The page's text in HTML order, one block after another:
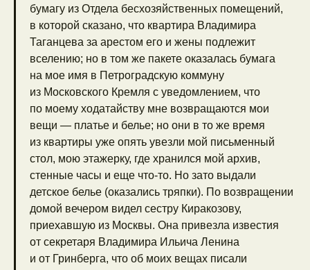
бумагу из Отдела бесхозяйственных помещений,
в которой сказано, что квартира Владимира
Таганцева за арестом его и жены подлежит
вселению; но в том же пакете оказалась бумага
на мое имя в Петроградскую коммуну
из Московского Кремля с уведомлением, что
по моему ходатайству мне возвращаются мои
вещи — платье и белье; но они в то же время
из квартиры уже опять увезли мой письменный
стол, мою этажерку, где хранился мой архив,
стенные часы и еще что-то. Но зато выдали
детское белье (оказались тряпки). По возвращении
домой вечером видел сестру Киракозову,
приехавшую из Москвы. Она привезла известия
от секретаря Владимира Ильича Ленина
и от Гринберга, что об моих вещах писали